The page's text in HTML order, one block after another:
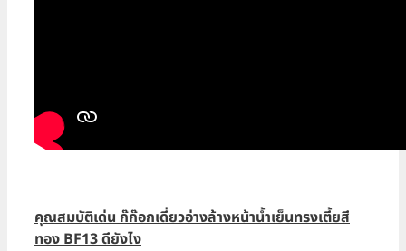
คุณสมบัติเด่น ก๊ก๊อกเดี่ยวอ่างล้างหน้าน้ำเย็นทรงเตี้ยสี
ทอง BF13 ดียังไง